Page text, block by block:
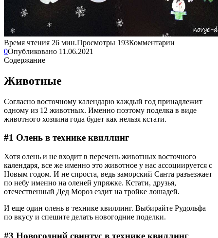
Время чтения 26 мин.Просмотры 193Комментарии
0Опубликовано 11.06.2021
Содержание
Животные
Согласно восточному календарю каждый год принадлежит
одному из 12 животных. Именно поэтому поделка в виде
животного хозяина года будет как нельзя кстати.
#1 Олень в технике квиллинг
Хотя олень и не входит в перечень животных восточного
календаря, все же именно это животное у нас ассоциируется с
Новым годом. И не спроста, ведь заморский Санта разъезжает
по небу именно на оленей упряжке. Кстати, друзья,
отечественный Дед Мороз ездит на тройке лошадей.
И еще один олень в технике квиллинг. Выбирайте Рудольфа
по вкусу и спешите делать новогодние поделки.
#3 Новогодний свинтус в технике квиллинг